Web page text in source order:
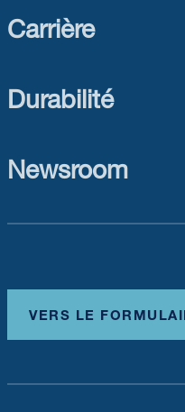
Carrière
Durabilité
Newsroom
VERS LE